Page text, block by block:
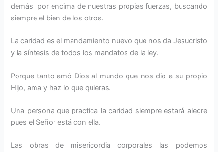
demás por encima de nuestras propias fuerzas, buscando
siempre el bien de los otros.
La caridad es el mandamiento nuevo que nos da Jesucristo
y la síntesis de todos los mandatos de la ley.
Porque tanto amó Dios al mundo que nos dio a su propio
Hijo, ama y haz lo que quieras.
Una persona que practica la caridad siempre estará alegre
pues el Señor está con ella.
Las obras de misericordia corporales las podemos